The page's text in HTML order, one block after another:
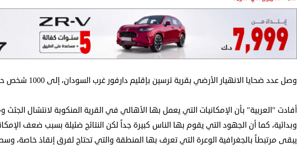
وصل عدد ضحايا الانهيار الأرضي بقرية ترسين بإقليم دارفور غرب السودان، إلى 1000 شخص حتى الآن، بحسب "العربية".
أفادت "العربية" بأن الإمكانيات التي يعمل بها الأهالي في القرية المنكوبة لانتشال
وبدائية، كما أن الجهود التي يقوم بها الناس كبيرة جداً لكن النتائج ضئيلة بسبب ضعف
يبقى مرتبطاً بالجغرافية الوعرة التي تعرف بها المنطقة والتي تحتاج لفرق إنقاذ خاصة،